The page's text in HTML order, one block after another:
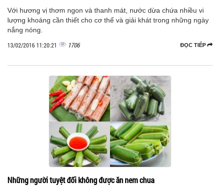
Với hương vị thơm ngon và thanh mát, nước dừa chứa nhiều vi
lượng khoáng cần thiết cho cơ thể và giải khát trong những ngày
nắng nóng.
ĐỌC TIẾP
13/02/2016 11:20:21 1706
Những người tuyệt đối không được ăn nem chua